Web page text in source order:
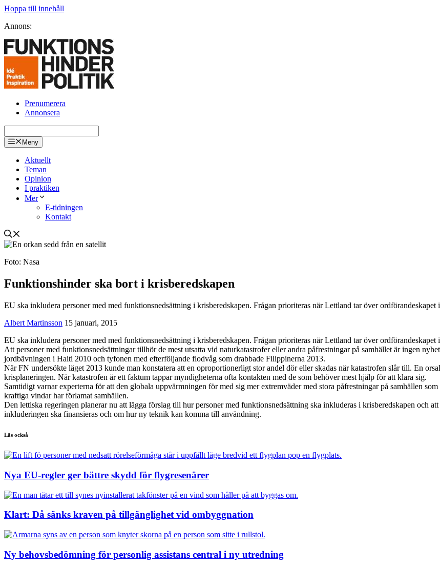
Hoppa till innehåll
Annons:
Prenumerera
Annonsera
Meny
Aktuellt
Teman
Opinion
I praktiken
Mer
E-tidningen
Kontakt
Foto: Nasa
Funktionshinder ska bort i krisberedskapen
EU ska inkludera personer med med funktionsnedsättning i krisberedskapen. Frågan prioriteras när Lettland tar över ordförandeskapet
Albert Martinsson 15 januari, 2015
EU ska inkludera personer med med funktionsnedsättning i krisberedskapen. Frågan prioriteras när Lettland tar över ordförandeskapet
Att personer med funktionsnedsättningar tillhör de mest utsatta vid naturkatastrofer eller andra påfrestningar på samhället är ingen
jordbävningen i Haiti 2010 och tyfonen med efterföljande flodvåg som drabbade Filippinerna 2013.
När FN undersökte läget 2013 kunde man konstatera att en oproportionerligt stor andel dör eller skadas när katastrofen slår till. En
krisplaneringen. När katastrofen är ett faktum tappar myndigheterna ofta kontakten med de som behöver mest hjälp för att klara sig.
Samtidigt varnar experterna för att den globala uppvärmningen för med sig mer extremväder med stora påfrestningar på samhällen
kraftiga vindar har förlamat samhällen.
Den lettiska regeringen planerar nu att lägga förslag till hur personer med funktionsnedsättning ska inkluderas i krisberedskapen och
inkluderingen ska finansieras och om hur ny teknik kan komma till användning.
Läs också
Nya EU-regler ger bättre skydd för flygresenärer
Klart: Då sänks kraven på tillgänglighet vid ombyggnation
Ny behovsbedömning för personlig assistans central i ny utredning